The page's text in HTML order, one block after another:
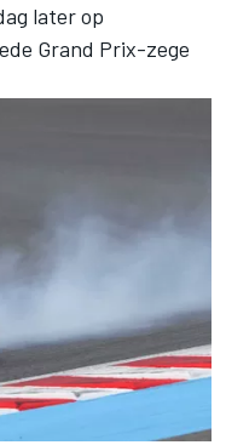
later op
Grand Prix-zege